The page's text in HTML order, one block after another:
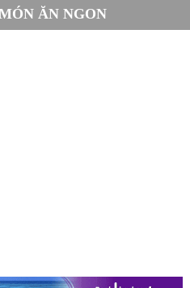
ĂN NGON